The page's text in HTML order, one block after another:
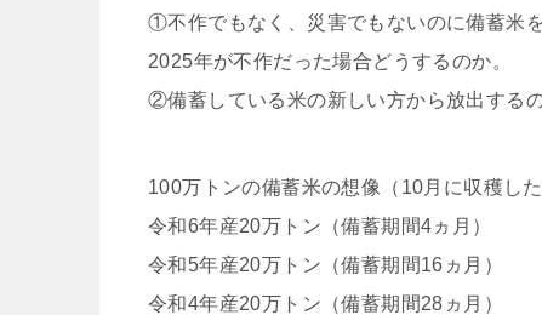
①不作でもなく、災害でもないのに備蓄米
2025年が不作だった場合どうするのか。
②備蓄している米の新しい方から放出する
100万トンの備蓄米の想像（10月に収穫した
令和6年産20万トン（備蓄期間4ヵ月）
令和5年産20万トン（備蓄期間16ヵ月）
令和4年産20万トン（備蓄期間28ヵ月）